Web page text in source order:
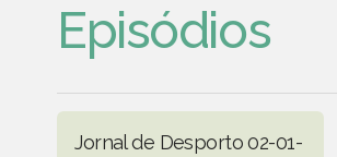
Episódios
Jornal de Desporto 02-01-